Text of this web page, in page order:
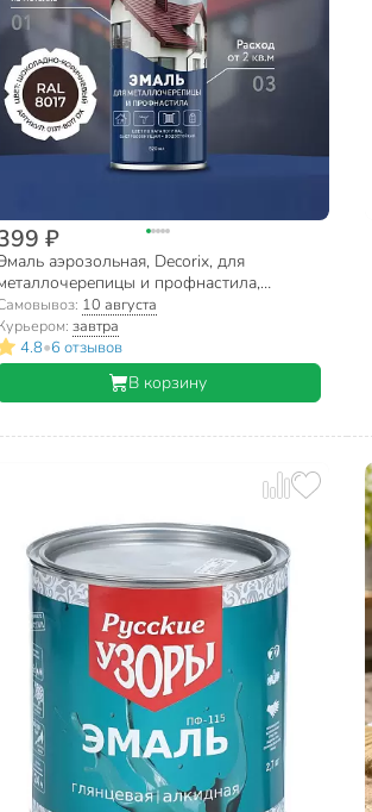
₽
аэрозольная, Decorix, для
и профнастила,
глянцевая, шоколадно-
RAL 8017, 520 мл
10 августа
завтра
4.8•6 отзывов
В корзину